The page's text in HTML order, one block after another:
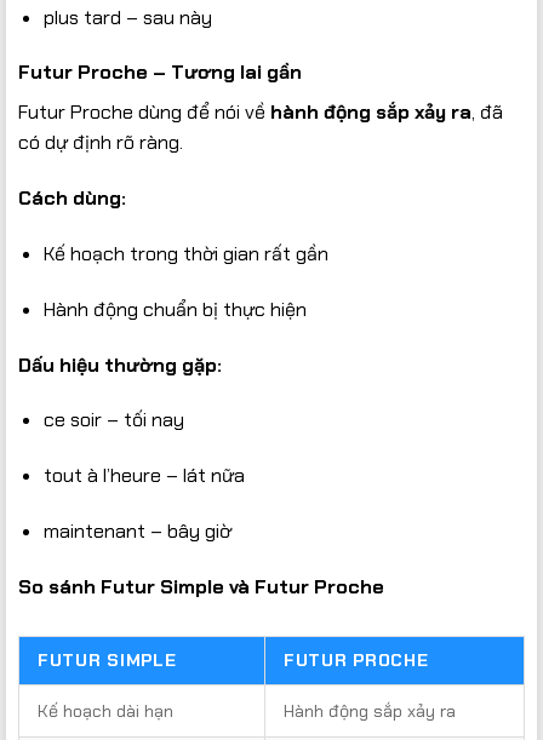
plus tard – sau này
Futur Proche – Tương lai gần
Futur Proche dùng để nói về hành động sắp xảy ra, đã
có dự định rõ ràng.
Cách dùng:
Kế hoạch trong thời gian rất gần
Hành động chuẩn bị thực hiện
Dấu hiệu thường gặp:
ce soir – tối nay
tout à l’heure – lát nữa
maintenant – bây giờ
So sánh Futur Simple và Futur Proche
FUTUR SIMPLE FUTUR PROCHE
Kế hoạch dài hạn Hành động sắp xảy ra